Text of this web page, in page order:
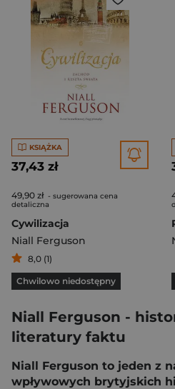
KSIĄŻKA
37,43 zł
49,90 zł - sugerowana cena
detaliczna
Cywilizacja
Niall Ferguson
8,0 (1)
Chwilowo niedostępny
Niall Ferguson -
literatury faktu
Niall Ferguson to jeden z
wpływowych brytyjskich